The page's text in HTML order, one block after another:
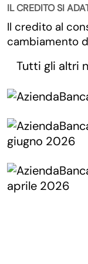
IL CREDITO SI
Il credito al
cambiamento
Tutti gli altri